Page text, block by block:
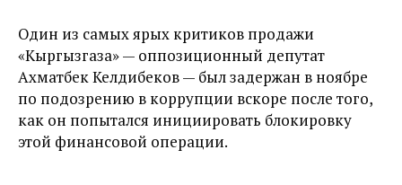
Один из самых ярых критиков продажи
«Кыргызгаза» — оппозиционный депутат
Ахматбек Келдибеков — был задержан в ноябре
по подозрению в коррупции вскоре после того,
как он попытался инициировать блокировку
этой финансовой операции.